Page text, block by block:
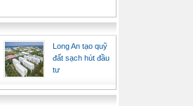
Long An tạo quỹ
đất sạch hút đầu
tư